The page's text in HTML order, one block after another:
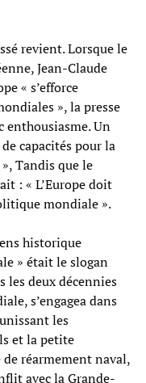
revient. Lorsque le
Jean-Claude
« s’efforce
», la presse
enthousiasme. Un
capacités pour la
Tandis que le
: « L’Europe doit
mondiale ».
historique
» était le slogan
les deux décennies
s’engagea dans
les
et la petite
réarmement naval,
avec la Grande-